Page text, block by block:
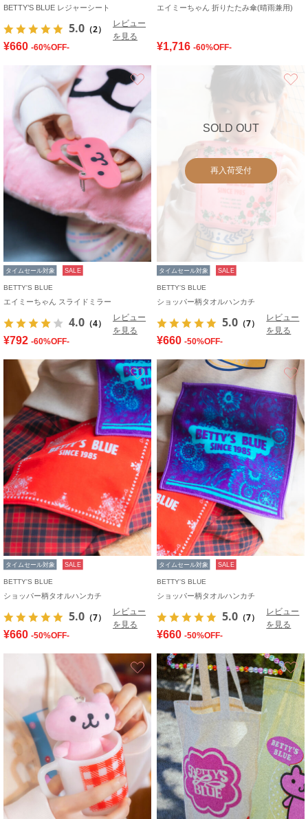
BETTY’S BLUE レジャーシート
5.0 （2）
レビュー
を見る
¥660 -60%OFF-
エイミーちゃん 折りたたみ傘(晴雨兼用)
¥1,716 -60%OFF-
お気に入り
タイムセール対象 SALE
BETTY'S BLUE
エイミーちゃん スライドミラー
4.0 （4）
レビュー
を見る
¥792 -60%OFF-
SOLD OUT
再入荷受付
タイムセール対象 SALE
BETTY'S BLUE
ショッパー柄タオルハンカチ
5.0 （7）
レビュー
を見る
¥660 -50%OFF-
お気に入り
タイムセール対象 SALE
BETTY'S BLUE
ショッパー柄タオルハンカチ
5.0 （7）
レビュー
を見る
¥660 -50%OFF-
タイムセール対象 SALE
BETTY'S BLUE
ショッパー柄タオルハンカチ
5.0 （7）
レビュー
を見る
¥660 -50%OFF-
お気に入り